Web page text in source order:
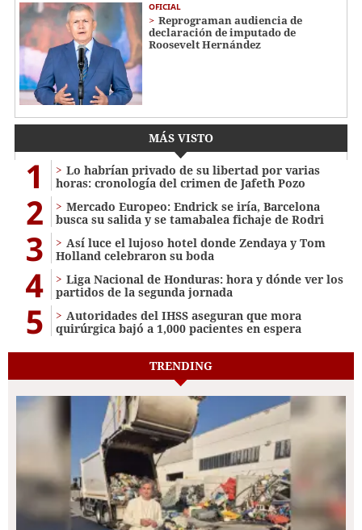
OFICIAL
Reprograman audiencia de
declaración de imputado de
Roosevelt Hernández
MÁS VISTO
1
Lo habrían privado de su libertad por varias
horas: cronología del crimen de Jafeth Pozo
2
Mercado Europeo: Endrick se iría, Barcelona
busca su salida y se tamabalea fichaje de Rodri
3
Así luce el lujoso hotel donde Zendaya y Tom
Holland celebraron su boda
4
Liga Nacional de Honduras: hora y dónde ver los
partidos de la segunda jornada
5
Autoridades del IHSS aseguran que mora
quirúrgica bajó a 1,000 pacientes en espera
TRENDING